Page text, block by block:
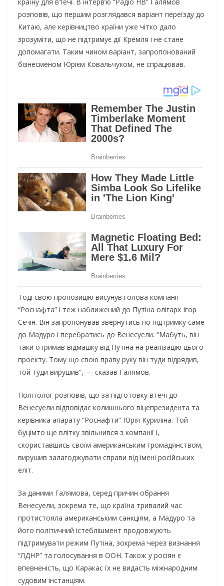
країну для втечі. В інтерв’ю “Радіо НВ” Галямов
розповів, що першим розглядався варіант переїзду до
Китаю, але керівництво країни уже чітко дало
зрозуміти, що не підтримує дії Кремля і не стане
допомагати. Таким чином варіант, запропонований
бізнесменом Юрієм Ковальчуком, не спрацював.
Тоді свою пропозицію висунув голова компанії
“Роснафта” і теж наближений до Путіна олігарх Ігор
Сєчін. Він запропонував звернутись по підтримку саме
до Мадуро і перебратись до Венесуели. “Мабуть, він
таки отримав відмашку від Путіна на реалізацію цього
проекту. Тому що свою праву руку він туди відрядив,
той туди вирушив”, — сказав Галямов.
Політолог розповів, що за підготовку втечі до
Венесуели відповідає колишнього віцепрезидента та
керівника апарату “Роснафти” Юрія Куриліна. Той
буцімто ще влітку звільнився з компанії і,
скориставшись своїм американським громадянством,
вирушив залагоджувати справи від імені російських
еліт.
За даними Галямова, серед причин обрання
Венесуели, зокрема те, що країна тривалий час
протистояла американським санкціям, а Мадуро та
його політичний істеблішмент продовжують
підтримувати режим Путіна, зокрема через визнання
“ЛДНР” та голосування в ООН. Також у росіян є
впевненість, що Каракас їх не видасть міжнародним
судовим інстанціям.